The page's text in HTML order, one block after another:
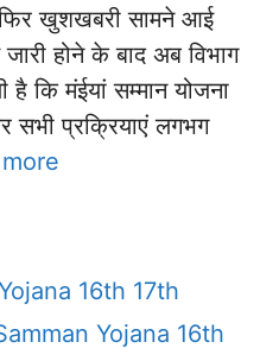
खुशखबरी सामने आई
होने के बाद अब विभाग
कि मंईयां सम्मान योजना
सभी प्रक्रियाएं लगभग
16th 17th
Yojana 16th